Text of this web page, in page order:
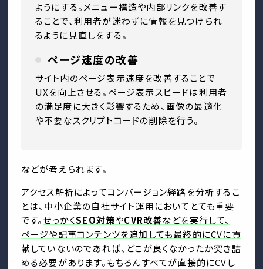
ようにする。メニュー構造や内部リンクを改善す
ることで、利用者が迷わずに情報を見つけられ
るように見直しをする。
ページ速度の改善
サイト内のページ表示速度を改善することで
UXを向上させる。ページ表示スピードは利用者
の満足度に大きく影響するため、画像の最適化
や不要なスクリプトコードの削除を行う。
などが考えられます。
アクセス解析によってコンバージョン経路を分析するこ
とは、中小企業の自社サイト運用においてとても重要
です。せっかくSEO対策やCVR改善などを実行して、
ページや記事コンテンツを追加しても最終的にCVに貢
献していないのであれば、どこが良くなかったか突き詰
める必要があります。もちろんすべてが直接的にCVし